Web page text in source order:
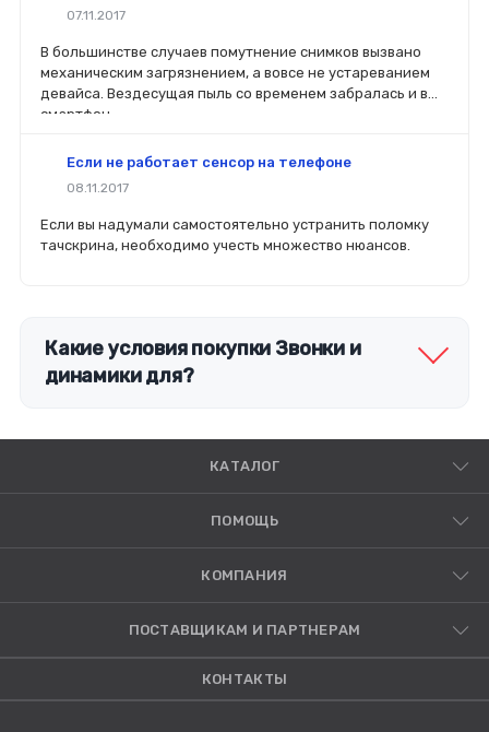
перед покупкой нового модуля старый был в руках. Так
легче сориентироваться в разъемах, элементах
крепления, электрических параметрах и прочих
характеристиках.
07.11.2017
В большинстве случаев помутнение снимков вызвано
механическим загрязнением, а вовсе не устареванием
девайса. Вездесущая пыль со временем забралась и в
смартфон.
Если не работает сенсор на телефоне
08.11.2017
Если вы надумали самостоятельно устранить поломку
тачскрина, необходимо учесть множество нюансов.
Какие условия покупки Звонки и
динамики для?
КАТАЛОГ
ПОМОЩЬ
КОМПАНИЯ
ПОСТАВЩИКАМ И ПАРТНЕРАМ
КОНТАКТЫ